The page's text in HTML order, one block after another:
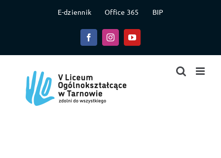
E-dziennik Office 365 BIP
FacebookInstagramYouTube